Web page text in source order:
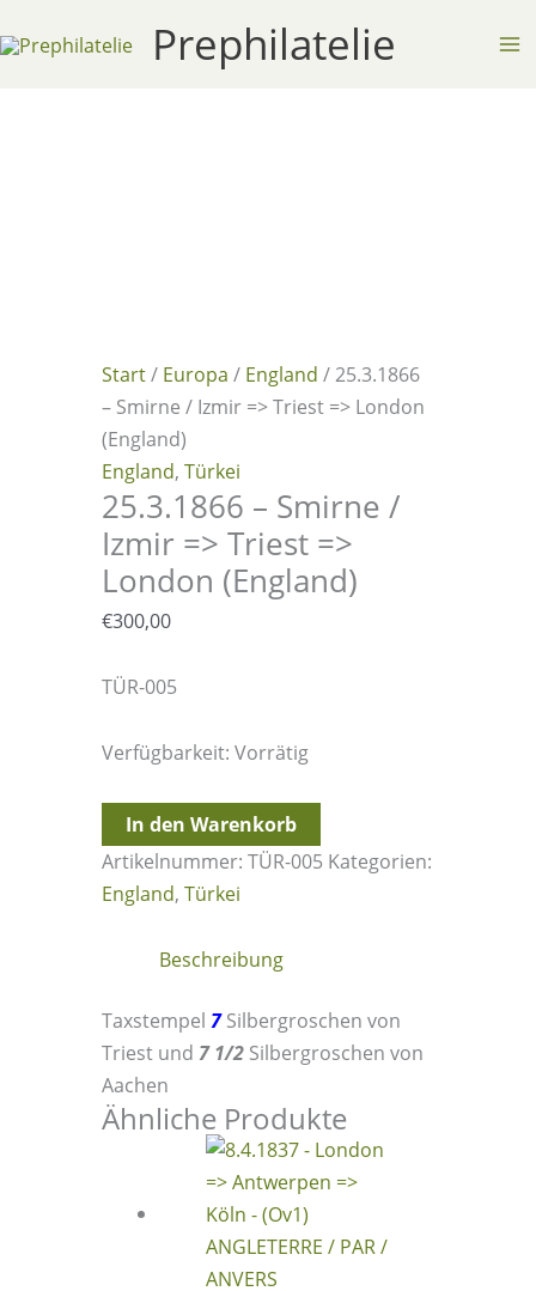
Inhalt
Prephilatelie
Start/ Europa / England / 25.3.1866
– Smirne / Izmir => Triest => London
(England)
England,Türkei
25.3.1866 – Smirne /
Izmir => Triest =>
London (England)
€300,00
TÜR-005
Verfügbarkeit: Vorrätig
25.3.1866
-
Smirne
Triest
=>
London
(England)
In den Warenkorb
Artikelnummer:TÜR-005 Kategorien:
England,Türkei
Beschreibung
Taxstempel 7Silbergroschen von
Triest und 7 1/2 Silbergroschen von
Aachen
Ähnliche Produkte